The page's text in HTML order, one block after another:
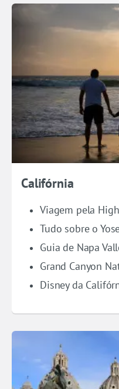
Califórnia
Viagem pela
Tudo sobre o
Guia de Napa
Grand Canyon
Disney da